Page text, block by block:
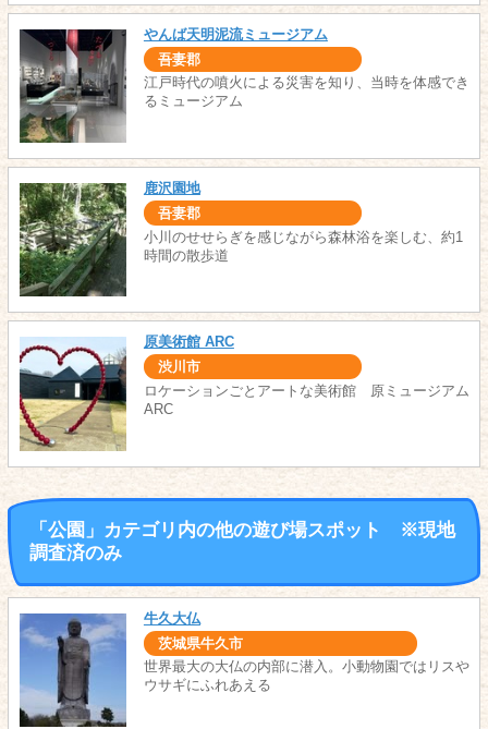
やんば天明泥流ミュージアム
吾妻郡
江戸時代の噴火による災害を知り、当時を体感でき
るミュージアム
鹿沢園地
吾妻郡
小川のせせらぎを感じながら森林浴を楽しむ、約1
時間の散歩道
原美術館 ARC
渋川市
ロケーションごとアートな美術館 原ミュージアム
ARC
「公園」カテゴリ内の他の遊び場スポット ※現地
調査済のみ
牛久大仏
茨城県牛久市
世界最大の大仏の内部に潜入。小動物園ではリスや
ウサギにふれあえる